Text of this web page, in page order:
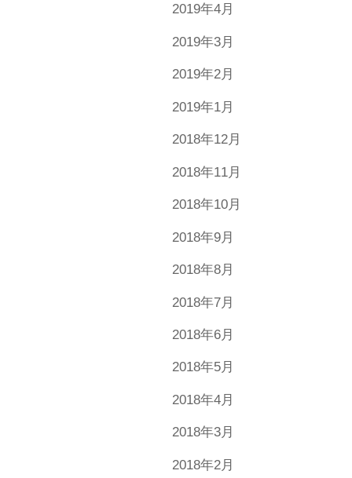
2019年4月
2019年3月
2019年2月
2019年1月
2018年12月
2018年11月
2018年10月
2018年9月
2018年8月
2018年7月
2018年6月
2018年5月
2018年4月
2018年3月
2018年2月